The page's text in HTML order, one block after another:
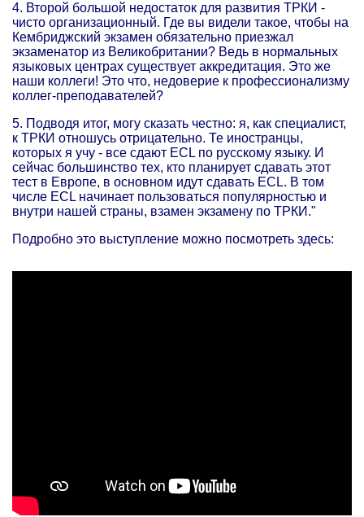
4. Второй большой недостаток для развития ТРКИ -
чисто организационный. Где вы видели такое, чтобы на
Кембриджский экзамен обязательно приезжал
экзаменатор из Великобритании? Ведь в нормальных
языковых центрах существует аккредитация. Это же
наши коллеги! Это что, недоверие к профессионализму
коллег-преподавателей?
5. Подводя итог, могу сказать честно: я, как специалист,
к ТРКИ отношусь отрицательно. Те иностранцы,
которых я учу - все сдают ECL по русскому языку. И
сейчас большинство тех, кто планирует сдавать этот
тест в Европе, в основном идут сдавать ECL. В том
числе ECL начинает пользоваться популярностью и
внутри нашей страны, взамен экзамену по ТРКИ."
Подробно это выступление можно посмотреть здесь: